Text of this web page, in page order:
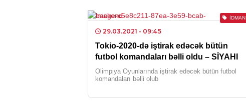
İDMAN
29.03.2021 - 09:45
Tokio-2020-də iştirak edəcək bütün
futbol komandaları bəlli oldu – SİYAHI
Olimpiya Oyunlarında iştirak edəcək bütün futbol
komandaları bəlli olub